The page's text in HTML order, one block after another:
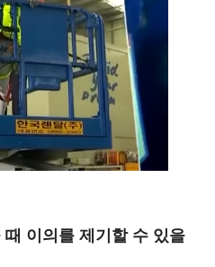
이의를 제기할 수 있을